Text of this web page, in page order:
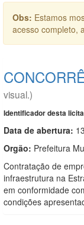
Obs: Estamos
acesso completo,
visual.)
Identificador desta
Data de abertura:
Orgão: Prefeitura
Contratação de
infraestrutura na
em conformidade
condições